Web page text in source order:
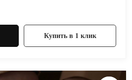
Купить в 1 клик